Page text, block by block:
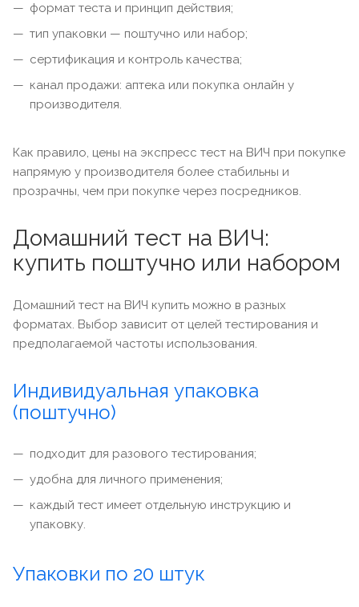
формат теста и принцип действия;
тип упаковки — поштучно или набор;
сертификация и контроль качества;
канал продажи: аптека или покупка онлайн у
производителя.
Как правило, цены на экспресс тест на ВИЧ при покупке
напрямую у производителя более стабильны и
прозрачны, чем при покупке через посредников.
Домашний тест на ВИЧ:
купить поштучно или набором
Домашний тест на ВИЧ купить можно в разных
форматах. Выбор зависит от целей тестирования и
предполагаемой частоты использования.
Индивидуальная упаковка
(поштучно)
подходит для разового тестирования;
удобна для личного применения;
каждый тест имеет отдельную инструкцию и
упаковку.
Упаковки по 20 штук